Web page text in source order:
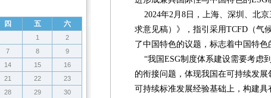
四 五 六
1
2
7 8
9
14 15
16
21 22
23
28 29
30
2024年2月8日，上海、深圳、北
求意见稿）》，指引采用TCFD（气
了中国特色的议题，标志着中国特色
“我国ESG制度体系建设需要考虑
的衔接问题，体现我国在可持续发
可持续标准发展经验基础上，构建